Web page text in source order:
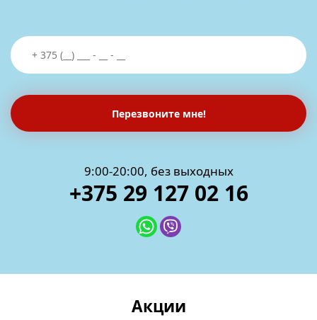
Перезвоните мне!
9:00-20:00, без выходных
+375 29 127 02 16
Акции